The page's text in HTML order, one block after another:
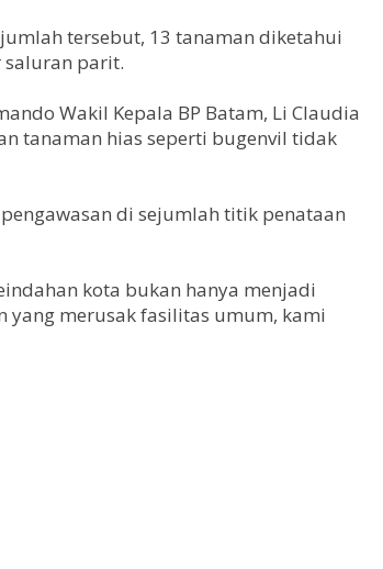
tersebut, 13 tanaman diketahui
saluran parit.
Wakil Kepala BP Batam, Li Claudia
tanaman hias seperti bugenvil tidak
di sejumlah titik penataan
kota bukan hanya menjadi
yang merusak fasilitas umum, kami